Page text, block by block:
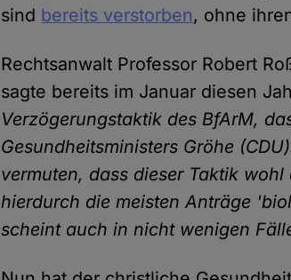
sind bereits verstorben, ohne
Rechtsanwalt Professor Robert
sagte bereits im Januar diesen
Verzögerungstaktik des BfArM,
Gesundheitsministers Gröhe
vermuten, dass dieser Taktik
hierdurch die meisten Anträge
scheint auch in nicht wenigen